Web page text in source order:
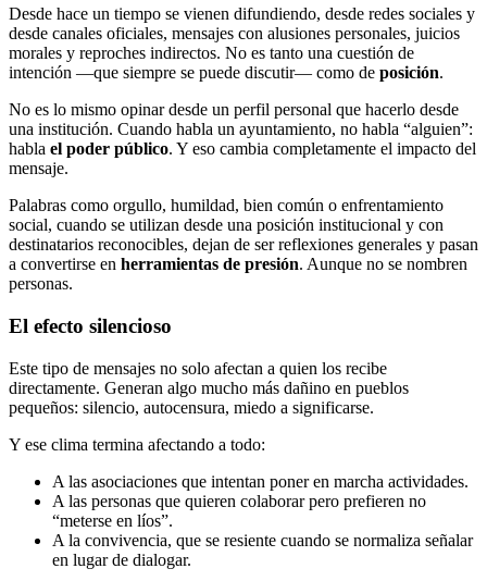
Desde hace un tiempo se vienen difundiendo, desde redes sociales y
desde canales oficiales, mensajes con alusiones personales, juicios
morales y reproches indirectos. No es tanto una cuestión de
intención —que siempre se puede discutir— como de posición.
No es lo mismo opinar desde un perfil personal que hacerlo desde
una institución. Cuando habla un ayuntamiento, no habla “alguien”:
habla el poder público. Y eso cambia completamente el impacto del
mensaje.
Palabras como orgullo, humildad, bien común o enfrentamiento
social, cuando se utilizan desde una posición institucional y con
destinatarios reconocibles, dejan de ser reflexiones generales y pasan
a convertirse en herramientas de presión. Aunque no se nombren
personas.
El efecto silencioso
Este tipo de mensajes no solo afectan a quien los recibe
directamente. Generan algo mucho más dañino en pueblos
pequeños: silencio, autocensura, miedo a significarse.
Y ese clima termina afectando a todo:
A las asociaciones que intentan poner en marcha actividades.
A las personas que quieren colaborar pero prefieren no
“meterse en líos”.
A la convivencia, que se resiente cuando se normaliza señalar
en lugar de dialogar.